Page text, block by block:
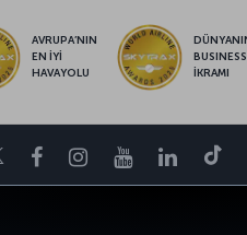
AVRUPA’NIN
EN İYİ
HAVAYOLU
İKRAMI
TwitterFacebookInstagram
Youtube